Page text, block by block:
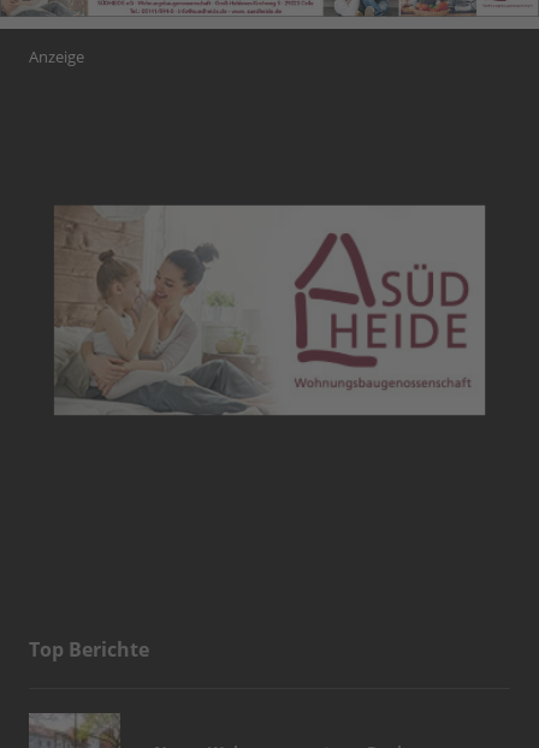
Anzeige
Top Berichte